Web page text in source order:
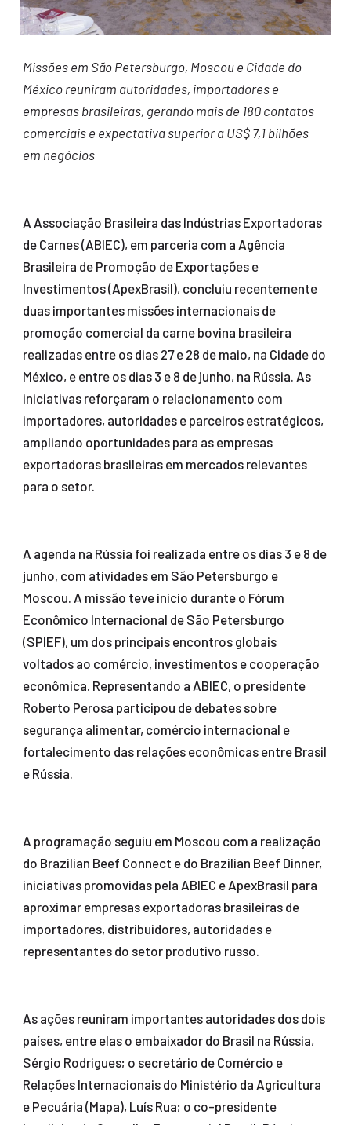
Missões em São Petersburgo, Moscou e Cidade do
México reuniram autoridades, importadores e
empresas brasileiras, gerando mais de 180 contatos
comerciais e expectativa superior a US$ 7,1 bilhões
em negócios
A Associação Brasileira das Indústrias Exportadoras
de Carnes (ABIEC), em parceria com a Agência
Brasileira de Promoção de Exportações e
Investimentos (ApexBrasil), concluiu recentemente
duas importantes missões internacionais de
promoção comercial da carne bovina brasileira
realizadas entre os dias 27 e 28 de maio, na Cidade do
México, e entre os dias 3 e 8 de junho, na Rússia. As
iniciativas reforçaram o relacionamento com
importadores, autoridades e parceiros estratégicos,
ampliando oportunidades para as empresas
exportadoras brasileiras em mercados relevantes
para o setor.
A agenda na Rússia foi realizada entre os dias 3 e 8 de
junho, com atividades em São Petersburgo e
Moscou. A missão teve início durante o Fórum
Econômico Internacional de São Petersburgo
(SPIEF), um dos principais encontros globais
voltados ao comércio, investimentos e cooperação
econômica. Representando a ABIEC, o presidente
Roberto Perosa participou de debates sobre
segurança alimentar, comércio internacional e
fortalecimento das relações econômicas entre Brasil
e Rússia.
A programação seguiu em Moscou com a realização
do Brazilian Beef Connect e do Brazilian Beef Dinner,
iniciativas promovidas pela ABIEC e ApexBrasil para
aproximar empresas exportadoras brasileiras de
importadores, distribuidores, autoridades e
representantes do setor produtivo russo.
As ações reuniram importantes autoridades dos dois
países, entre elas o embaixador do Brasil na Rússia,
Sérgio Rodrigues; o secretário de Comércio e
Relações Internacionais do Ministério da Agricultura
e Pecuária (Mapa), Luís Rua; o co-presidente